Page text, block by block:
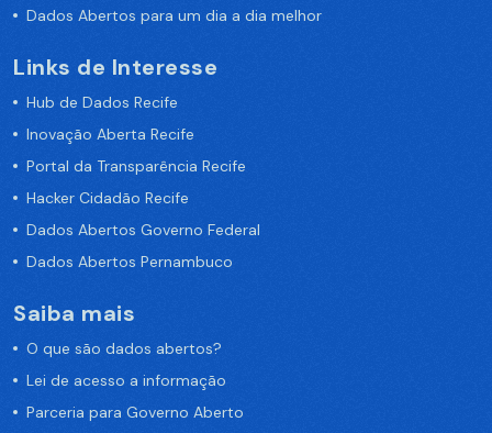
Dados Abertos para um dia a dia melhor
Links de Interesse
Hub de Dados Recife
Inovação Aberta Recife
Portal da Transparência Recife
Hacker Cidadão Recife
Dados Abertos Governo Federal
Dados Abertos Pernambuco
Saiba mais
O que são dados abertos?
Lei de acesso a informação
Parceria para Governo Aberto